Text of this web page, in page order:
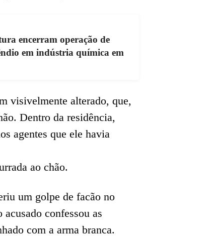
encerram operação de
em indústria química em
visivelmente alterado, que,
Dentro da residência,
agentes que ele havia
ao chão.
um golpe de facão no
confessou as
com a arma branca.